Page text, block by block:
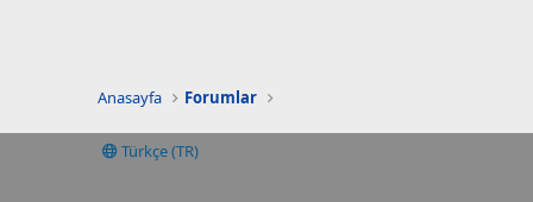
Anasayfa Forumlar
Türkçe (TR)